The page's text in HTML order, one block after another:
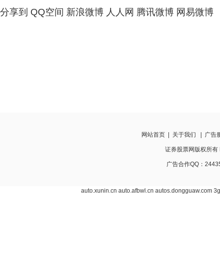
分享到 QQ空间 新浪微博 人人网 腾讯微博 网易微博
网站首页 关于我们 广告
证券股票网版权所
广告合作QQ：
auto.xunin.cn auto.afbwl.cn autos.dongguaw.com